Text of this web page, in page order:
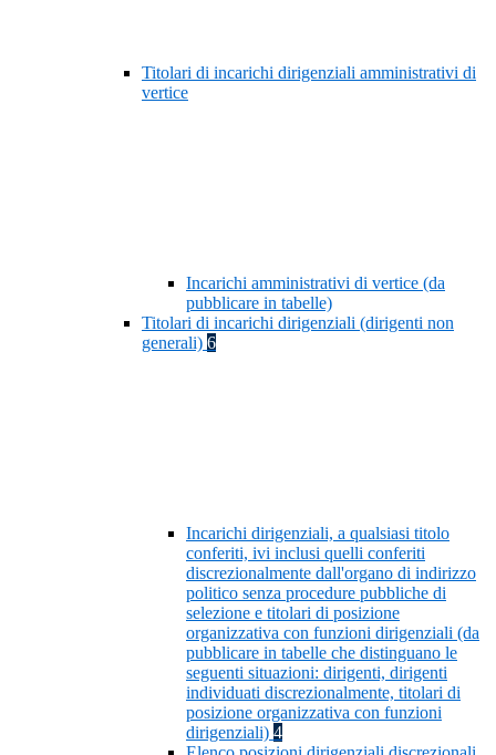
Titolari di incarichi dirigenziali amministrativi di
vertice
Incarichi amministrativi di vertice (da
pubblicare in tabelle)
Titolari di incarichi dirigenziali (dirigenti non
generali) 6
Incarichi dirigenziali, a qualsiasi titolo
conferiti, ivi inclusi quelli conferiti
discrezionalmente dall'organo di indirizzo
politico senza procedure pubbliche di
selezione e titolari di posizione
organizzativa con funzioni dirigenziali (da
pubblicare in tabelle che distinguano le
seguenti situazioni: dirigenti, dirigenti
individuati discrezionalmente, titolari di
posizione organizzativa con funzioni
dirigenziali) 4